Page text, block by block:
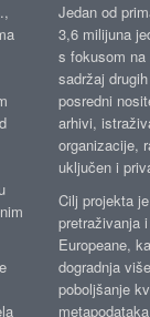
Jedan od
3,6 milijuna
s fokusom
sadržaj
posredni
arhivi,
organizacije,
uključen i
Cilj projekta
pretraživanja
Europeane,
dogradnja
poboljšanje